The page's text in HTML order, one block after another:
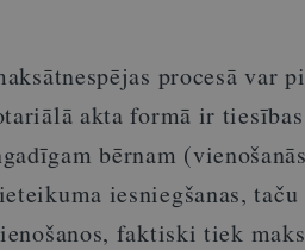
procesā var
akta formā ir
bērnam
iesniegšanas,
faktiski tiek